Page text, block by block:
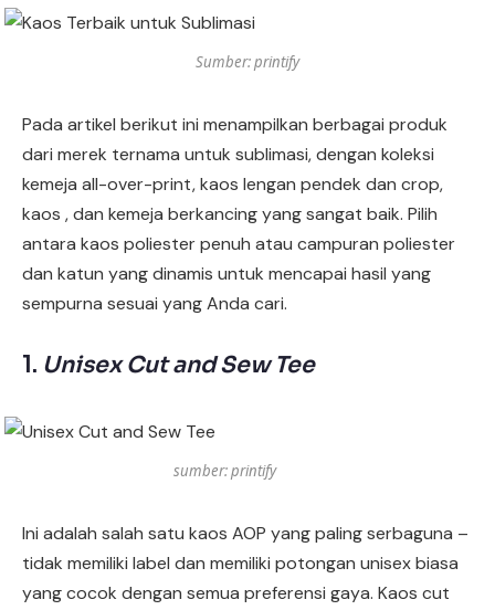
Sumber: printify
Pada artikel berikut ini menampilkan berbagai produk
dari merek ternama untuk sublimasi, dengan koleksi
kemeja all-over-print, kaos lengan pendek dan crop,
kaos , dan kemeja berkancing yang sangat baik. Pilih
antara kaos poliester penuh atau campuran poliester
dan katun yang dinamis untuk mencapai hasil yang
sempurna sesuai yang Anda cari.
1. Unisex Cut and Sew Tee
sumber: printify
Ini adalah salah satu kaos AOP yang paling serbaguna –
tidak memiliki label dan memiliki potongan unisex biasa
yang cocok dengan semua preferensi gaya. Kaos cut